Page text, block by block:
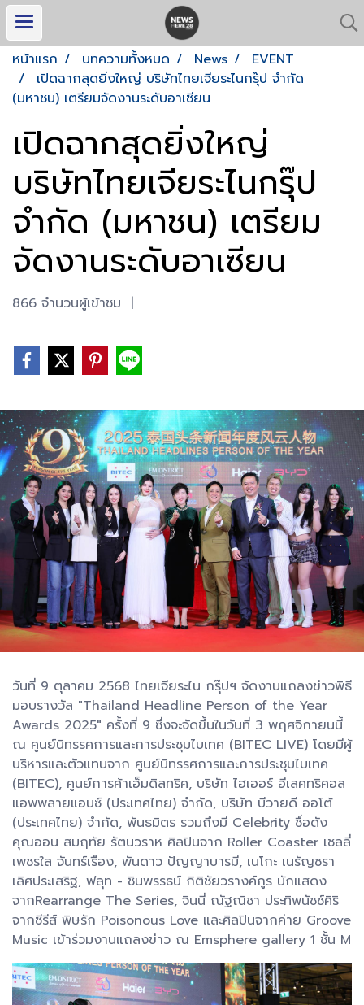
หน้าแรก บทความทั้งหมด News
EVENT
เปิดฉากสุดยิ่งใหญ่ บริษัทไทยเจียระไนกรุ๊ป จำกัด
(มหาชน) เตรียมจัดงานระดับอาเซียน
เปิดฉากสุดยิ่งใหญ่
บริษัทไทยเจียระไนกรุ๊ป
จำกัด (มหาชน) เตรียม
จัดงานระดับอาเซียน
866 จำนวนผู้เข้าชม |
วันที่ 9 ตุลาคม 2568 ไทยเจียระไน กรุ๊ปฯ จัดงานแถลงข่าวพิธี
มอบรางวัล "Thailand Headline Person of the Year
Awards 2025" ครั้งที่ 9 ซึ่งจะจัดขึ้นในวันที่ 3 พฤศจิกายนนี้
ณ ศูนย์นิทรรศการและการประชุมไบเทค (BITEC LIVE) โดยมีผู้
บริหารและตัวแทนจาก ศูนย์นิทรรศการและการประชุมไบเทค
(BITEC), ศูนย์การค้าเอ็มดิสทริค, บริษัท ไฮเออร์ อีเลคทริคอล
แอพพลายแอนซ์ (ประเทศไทย) จำกัด, บริษัท บีวายดี ออโต้
(ประเทศไทย) จำกัด, พันธมิตร รวมถึงมี Celebrity ชื่อดัง
คุณออน สมฤทัย รัตนวราห ศิลปินจาก Roller Coaster เชลลี่
เพชรใส จันทร์เรือง, พันดาว ปัญญาบารมี, เนโกะ เนรัญชรา
เลิศประเสริฐ, ฟลุท - ชินพรรธน์ กิติชัยวรางค์กูร นักแสดง
จากRearrange The Series, จินนี่ ณัฐณิชา ประทิพนัชช์ศิริ
จากซีรีส์ พิษรัก Poisonous Love และศิลปินจากค่าย Groove
Music เข้าร่วมงานแถลงข่าว ณ Emsphere gallery 1 ชั้น M